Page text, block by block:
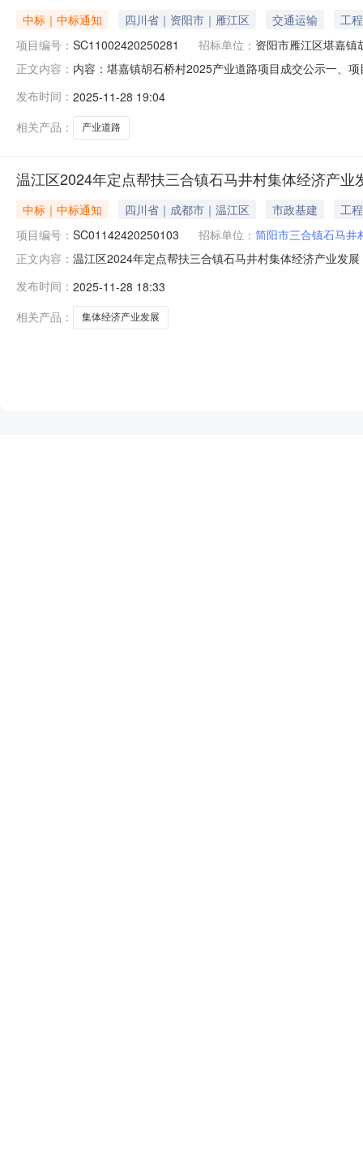
中标｜中标通知 四川省｜资阳市｜雁江区 交通运输
工程
项目编号： SC11002420250281 招标单位： 资阳市雁江区堪嘉镇
正文内容： 内容：堪嘉镇胡石桥村2025产业道路项目成交公示一、
公司评审信息最终报价：501260.00元（平均得分：
发布时间： 2025-11-28 19:04
相关产品：
产业道路
温江区2024年定点帮扶三合镇石马井村集体经济产业
中标｜中标通知 四川省｜成都市｜温江区 市政基建
工程
项目编号： SC01142420250103 招标单位： 简阳市三合镇石马井
正文内容： 温江区2024年定点帮扶三合镇石马井村集体经济产业发
09-0209:30:00系统成都农村产权交易所阳光电子招采系
发布时间： 2025-11-28 18:33
相关产品：
集体经济产业发展